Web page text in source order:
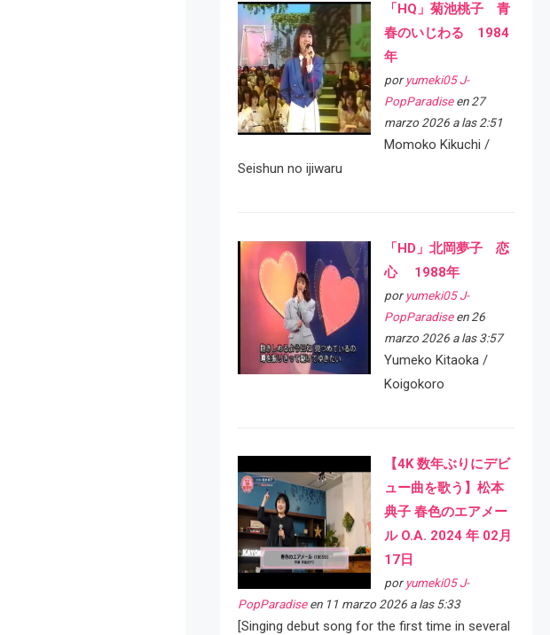
「HQ」菊池桃子 青
春のいじわる 1984
年
por yumeki05 J-
PopParadiseen 27
marzo 2026 a las 2:51
Momoko Kikuchi /
Seishun no ijiwaru
「HD」北岡夢子 恋
心 1988年
por yumeki05 J-
PopParadiseen 26
marzo 2026 a las 3:57
Yumeko Kitaoka /
Koigokoro
【4K 数年ぶりにデビ
ュー曲を歌う】松本
典子 春色のエアメー
ル O.A. 2024 年 02月
17日
por yumeki05 J-
PopParadiseen 11 marzo 2026 a las 5:33
[Singing debut song for the first time in several